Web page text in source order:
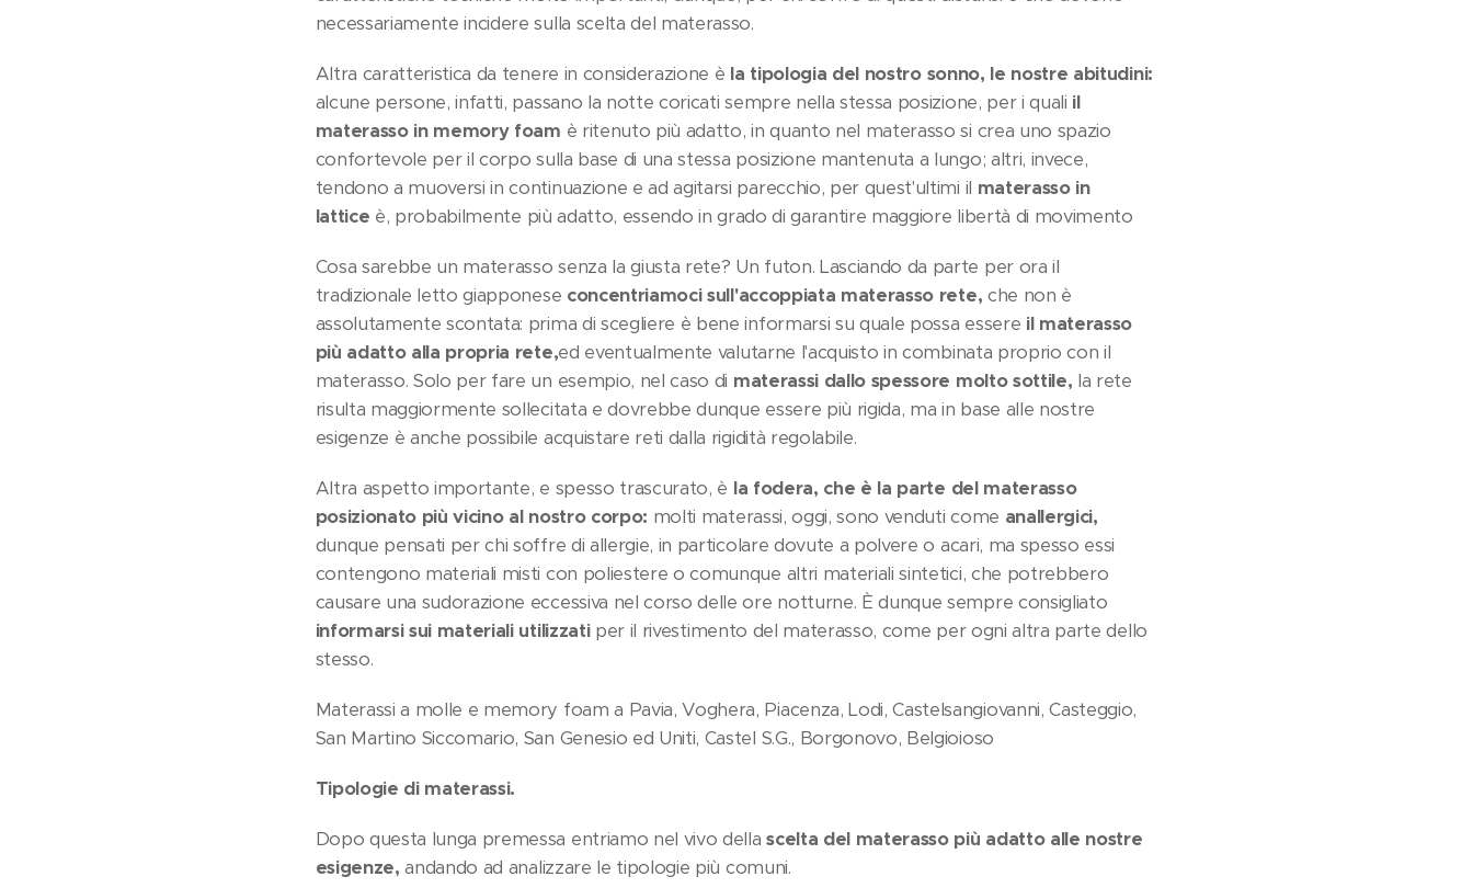
necessariamente incidere sulla scelta del materasso.
Altra caratteristica da tenere in considerazione è la tipologia del nostro sonno, le nostre abitudini:
alcune persone, infatti, passano la notte coricati sempre nella stessa posizione, per i quali il
materasso in memory foam è ritenuto più adatto, in quanto nel materasso si crea uno spazio
confortevole per il corpo sulla base di una stessa posizione mantenuta a lungo; altri, invece,
tendono a muoversi in continuazione e ad agitarsi parecchio, per quest'ultimi il materasso in
lattice è, probabilmente più adatto, essendo in grado di garantire maggiore libertà di movimento
Cosa sarebbe un materasso senza la giusta rete? Un futon. Lasciando da parte per ora il
tradizionale letto giapponese concentriamoci sull'accoppiata materasso rete, che non è
assolutamente scontata: prima di scegliere è bene informarsi su quale possa essere il materasso
più adatto alla propria rete,ed eventualmente valutarne l'acquisto in combinata proprio con il
materasso. Solo per fare un esempio, nel caso di materassi dallo spessore molto sottile, la rete
risulta maggiormente sollecitata e dovrebbe dunque essere più rigida, ma in base alle nostre
esigenze è anche possibile acquistare reti dalla rigidità regolabile.
Altra aspetto importante, e spesso trascurato, è la fodera, che è la parte del materasso
posizionato più vicino al nostro corpo: molti materassi, oggi, sono venduti come anallergici,
dunque pensati per chi soffre di allergie, in particolare dovute a polvere o acari, ma spesso essi
contengono materiali misti con poliestere o comunque altri materiali sintetici, che potrebbero
causare una sudorazione eccessiva nel corso delle ore notturne. È dunque sempre consigliato
informarsi sui materiali utilizzatiper il rivestimento del materasso, come per ogni altra parte dello
stesso.
Materassi a molle e memory foam a Pavia, Voghera, Piacenza, Lodi, Castelsangiovanni, Casteggio,
San Martino Siccomario, San Genesio ed Uniti, Castel S.G., Borgonovo, Belgioioso
Tipologie di materassi.
Dopo questa lunga premessa entriamo nel vivo dellascelta del materasso più adatto alle nostre
esigenze, andando ad analizzare le tipologie più comuni.